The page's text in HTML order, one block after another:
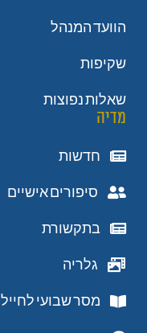
הוועד המנהל
שקיפות
שאלות נפוצות
מדיה
חדשות
סיפורים אישיים
בתקשורת
גלריה
מסר שבועי לחייל